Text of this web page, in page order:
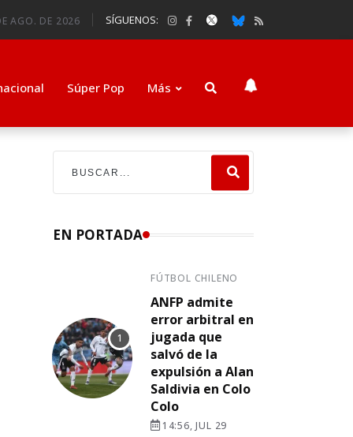
AGO. DE 2026 SÍGUENOS:
Súper Pop Más
EN PORTADA
FÚTBOL CHILENO
ANFP admite
error arbitral en
jugada que
salvó de la
expulsión a Alan
Saldivia en Colo
Colo
14:56, JUL 29